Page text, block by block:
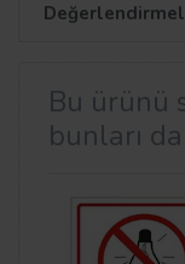
Bu ürünü
bunları